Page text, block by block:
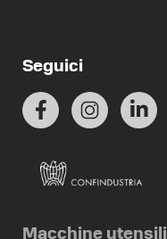
Seguici
Macchine utensili